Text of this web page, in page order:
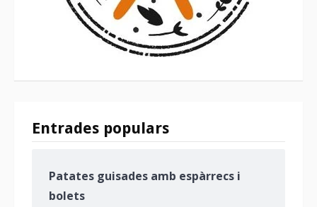
Entrades populars
Patates guisades amb espàrrecs i
bolets